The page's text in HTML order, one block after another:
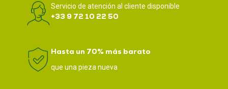
Servicio de atención al cliente disponible
+33 9 72 10 22 50
Hasta un 70% más barato
que una pieza nueva